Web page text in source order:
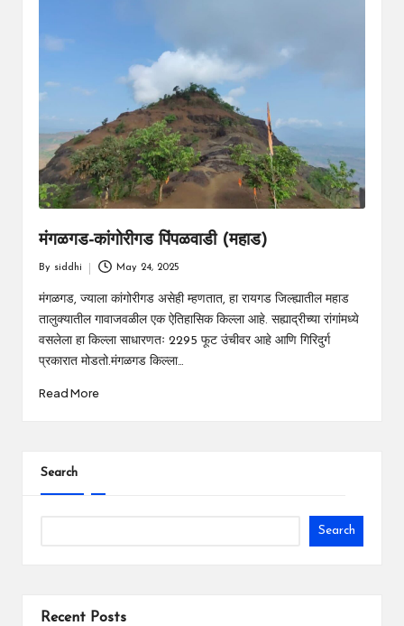
मंगळगड-कांगोरीगड पिंपळवाडी (महाड)
by
By siddhi May 24, 2025
मंगळगड, ज्याला कांगोरीगड असेही म्हणतात, हा रायगड जिल्ह्यातील महाड
तालुक्यातील गावाजवळील एक ऐतिहासिक किल्ला आहे. सह्याद्रीच्या रांगांमध्ये
वसलेला हा किल्ला साधारणतः 2295 फूट उंचीवर आहे आणि गिरिदुर्ग
प्रकारात मोडतो.मंगळगड किल्ला…
Read More
Search
Search
Recent Posts